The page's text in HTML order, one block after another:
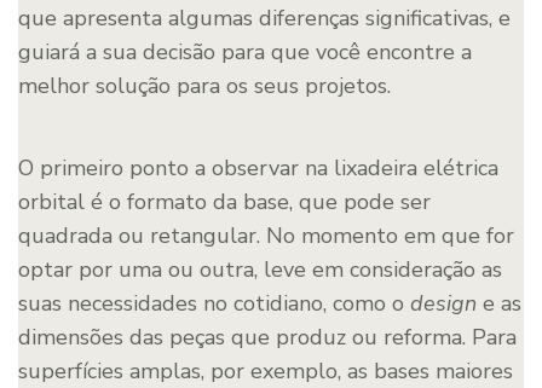
que apresenta algumas diferenças significativas, e
guiará a sua decisão para que você encontre a
melhor solução para os seus projetos.
O primeiro ponto a observar na lixadeira elétrica
orbital é o formato da base, que pode ser
quadrada ou retangular. No momento em que for
optar por uma ou outra, leve em consideração as
suas necessidades no cotidiano, como o design e as
dimensões das peças que produz ou reforma. Para
superfícies amplas, por exemplo, as bases maiores